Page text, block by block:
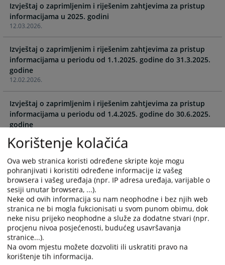
forward
to
interact
with
the
calendar
and
select
a
date.
Press
the
question
mark
key
to
get
the
keyboard
shortcuts
for
changing
dates.
forward
to
with
the
calendar
a
date.
Press
the
question
mark
key
to
get
the
keyboard
shortcuts
for
dates.
12.03.2026.
Izvještaj o zaprimljenim i riješenim zahtjevima za pristup
12.02.2026.
Izvještaj o zaprimljenim i riješenim zahtjevima za pristup
informacijama u periodu od 1.1.2025. godine do 31.3.2025.
godine
Izvještaj o zaprimljenim i riješenim zahtjevima za pristup
informacijama u periodu od 1.4.2025. godine do 30.6.2025.
godine
12.02.2026.
Izvještaj o zaprimljenim i riješenim zahtjevima za pristup
informacijama u periodu od 1.7.2025. godine do 30.9.2025.
godine
12.02.2026.
Izvještaj o zaprimljenim i riješenim zahtjevima za pristup
informacijama u periodu od 1.10.2025. godine do
31.12.2025. godine
Korištenje kolačića
Ova web stranica koristi određene skripte koje mogu
pohranjivati i koristiti određene informacije iz vašeg
browsera i vašeg uređaja (npr. IP adresa uređaja, varijable o
sesiji unutar browsera, ...).
Neke od ovih informacija su nam neophodne i bez njih web
stranica ne bi mogla fukcionisati u svom punom obimu, dok
neke nisu prijeko neophodne a služe za dodatne stvari (npr.
procjenu nivoa posjećenosti, budućeg usavršavanja
stranice...).
Na ovom mjestu možete dozvoliti ili uskratiti pravo na
korištenje tih informacija.